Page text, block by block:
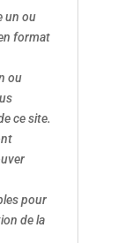
un ou
format
ou
ce site.
pour
de la